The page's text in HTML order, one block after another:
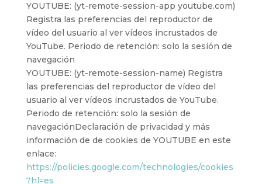
YOUTUBE: (yt-remote-session-app youtube.com)
Registra las preferencias del reproductor de
vídeo del usuario al ver vídeos incrustados de
YouTube. Periodo de retención: solo la sesión de
navegación
YOUTUBE: (yt-remote-session-name) Registra
las preferencias del reproductor de vídeo del
usuario al ver vídeos incrustados de YouTube.
Periodo de retención: solo la sesión de
navegaciónDeclaración de privacidad y más
información de de cookies de YOUTUBE en este
enlace:
https://policies.google.com/technologies/cookies
?hl=es